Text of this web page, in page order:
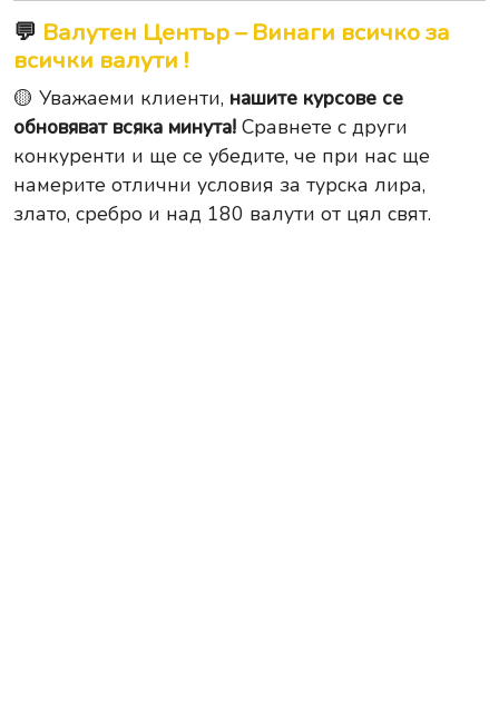
💬 Валутен Център – Винаги всичко за
всички валути !
🟡 Уважаеми клиенти, нашите курсове се
обновяват всяка минута! Сравнете с други
конкуренти и ще се убедите, че при нас ще
намерите отлични условия за турска лира,
злато, сребро и над 180 валути от цял свят.